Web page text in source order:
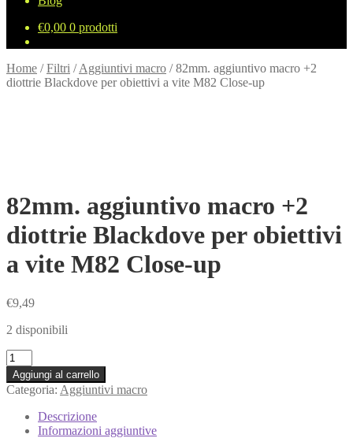
€0,00 0 prodotti
Home /Filtri /Aggiuntivi macro /82mm. aggiuntivo macro +2
diottrie Blackdove per obiettivi a vite M82 Close-up
82mm. aggiuntivo macro +2
diottrie Blackdove per obiettivi
a vite M82 Close-up
€9,49
2 disponibili
82mm.
aggiuntivo
macro
+2
diottrie
Blackdove
Aggiungi al carrello
Categoria: Aggiuntivi macro
Descrizione
Informazioni aggiuntive